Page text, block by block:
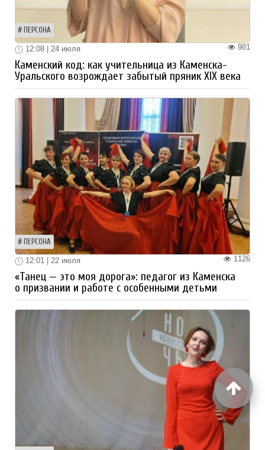
ПЕРСОНА
981
12:08 | 24 июля
Каменский код: как учительница из Каменска-
Уральского возрождает забытый пряник XIX века
ПЕРСОНА
1126
12:01 | 22 июля
«Танец — это моя дорога»: педагог из Каменска
о призвании и работе с особенными детьми